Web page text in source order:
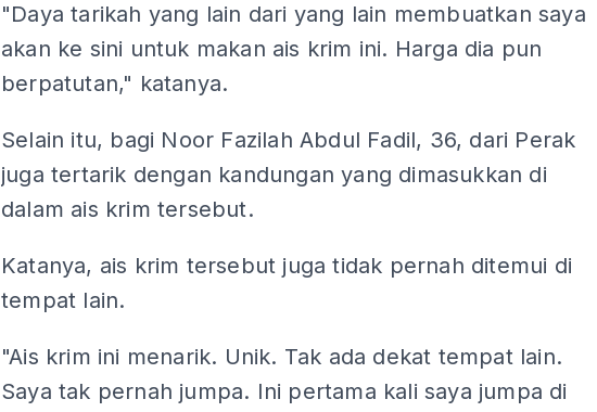
"Daya tarikah yang lain dari yang lain membuatkan saya
akan ke sini untuk makan ais krim ini. Harga dia pun
berpatutan," katanya.
Selain itu, bagi Noor Fazilah Abdul Fadil, 36, dari Perak
juga tertarik dengan kandungan yang dimasukkan di
dalam ais krim tersebut.
Katanya, ais krim tersebut juga tidak pernah ditemui di
tempat lain.
"Ais krim ini menarik. Unik. Tak ada dekat tempat lain.
Saya tak pernah jumpa. Ini pertama kali saya jumpa di